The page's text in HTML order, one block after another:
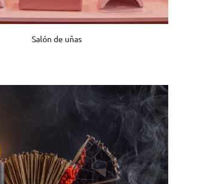
Salón de uñas